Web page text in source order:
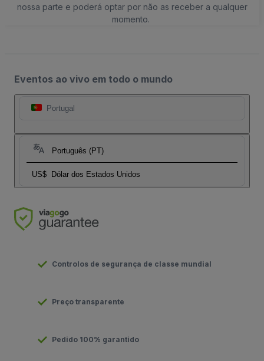
nossa parte e poderá optar por não as receber a qualquer
momento.
Eventos ao vivo em todo o mundo
Portugal
Português (PT)
US$ Dólar dos Estados Unidos
Controlos de segurança de classe mundial
Preço transparente
Pedido 100% garantido